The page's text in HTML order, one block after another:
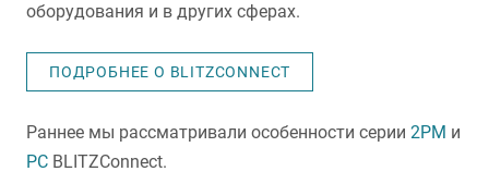
оборудования и в других сферах.
ПОДРОБНЕЕ О BLITZCONNECT
Раннее мы рассматривали особенности серии 2PM и
PC BLITZConnect.